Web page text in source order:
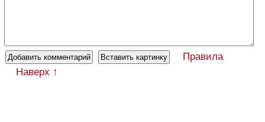
Правила
Наверх ↑